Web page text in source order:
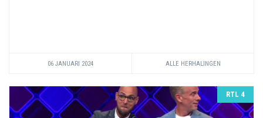
06 JANUARI 2024 ALLE HERHALINGEN
RTL 4